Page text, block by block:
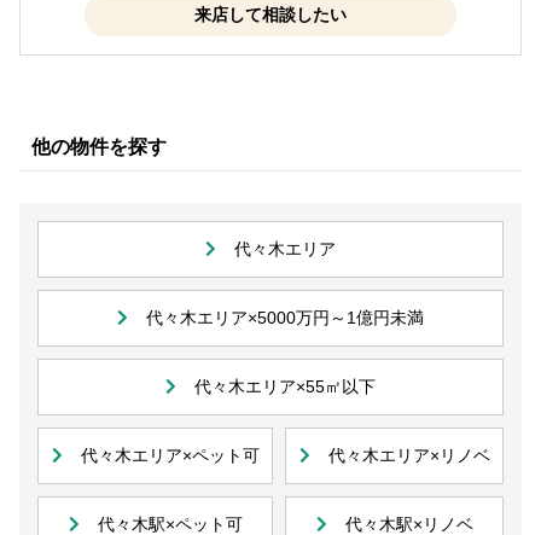
来店して相談したい
他の物件を探す
代々木エリア
代々木エリア×5000万円～1億円未満
代々木エリア×55㎡以下
代々木エリア×ペット可 代々木エリア×リノベ
代々木駅×ペット可 代々木駅×リノベ